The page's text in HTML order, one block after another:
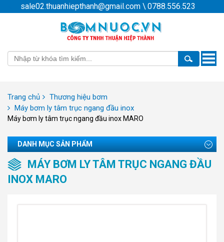
sale02.thuanhiepthanh@gmail.com \ 0788.556.523
Toggle
Trang chủ
Thương hiệu bơm
Máy bơm ly tâm trục ngang đầu inox
Máy bơm ly tâm trục ngang đầu inox MARO
DANH MỤC SẢN PHẨM
MÁY BƠM LY TÂM TRỤC NGANG ĐẦU
INOX MARO